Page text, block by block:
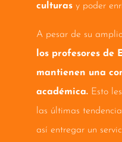
culturasy poder
A pesar de su
los profesores de
mantienen una
académica.Esto
las últimas
así entregar un